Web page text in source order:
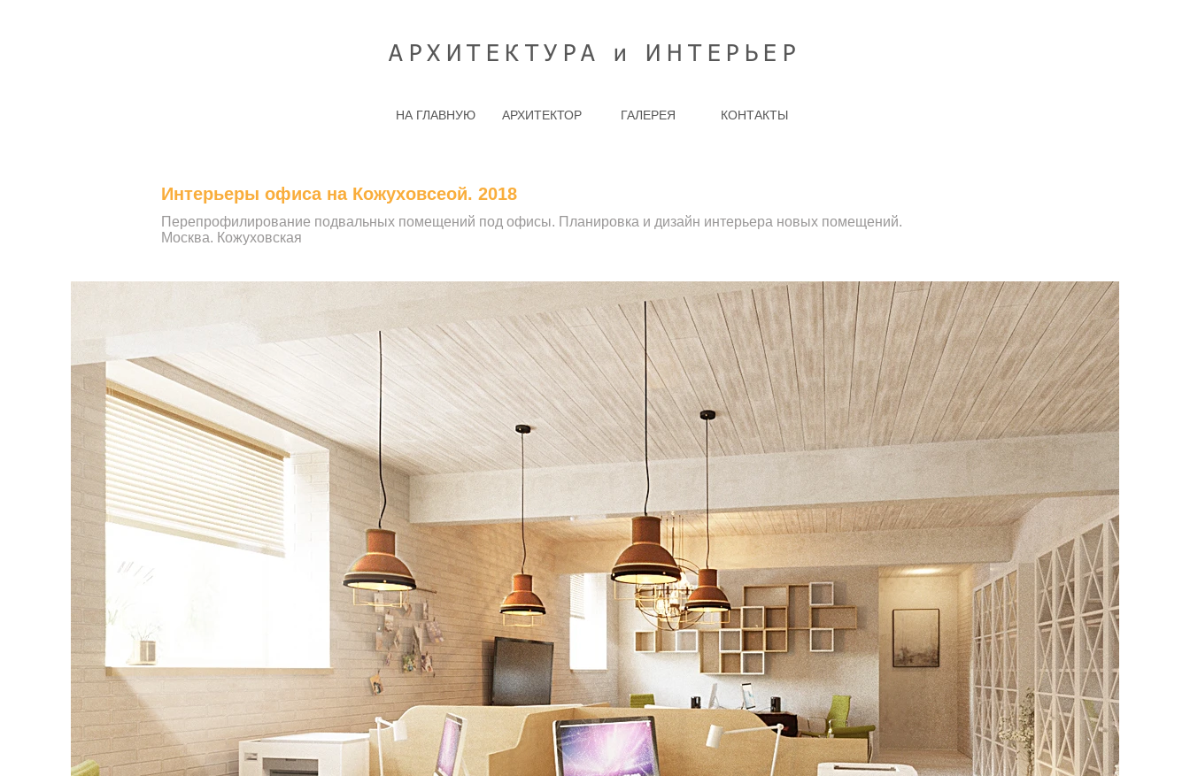
АРХИТЕКТУРА и ИНТЕРЬЕР
НА ГЛАВНУЮ АРХИТЕКТОР ГАЛЕРЕЯ КОНТАКТЫ
Интерьеры офиса на Кожуховсеой. 2018
Перепрофилирование подвальных помещений под офисы. Планировка и дизайн интерьера новых помещений.
Москва. Кожуховская